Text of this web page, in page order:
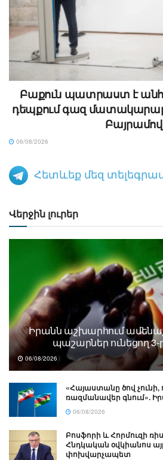
Բաքուն պատրաստ է
դեպքում գազ
Բայրամով
06/08/2026
Հետևեք մեզ
Վերջին լուրեր
Իրանն աշխարհում
պաշարներ ունեցող 3-
06/08/2026
«Հայաստանը ծով չունի,
ռազմանավեր գնում».
06/08/2026
Բոսֆորի և Հորմուզի
Հնդկական օվկիանոս
փոխվարչապետ